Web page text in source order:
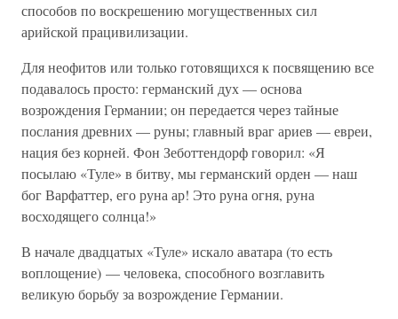
способов по воскрешению могущественных сил
арийской працивилизации.
Для неофитов или только готовящихся к посвящению все
подавалось просто: германский дух — основа
возрождения Германии; он передается через тайные
послания древних — руны; главный враг ариев — евреи,
нация без корней. Фон Зеботтендорф говорил: «Я
посылаю «Туле» в битву, мы германский орден — наш
бог Варфаттер, его руна ар! Это руна огня, руна
восходящего солнца!»
В начале двадцатых «Туле» искало аватара (то есть
воплощение) — человека, способного возглавить
великую борьбу за возрождение Германии.